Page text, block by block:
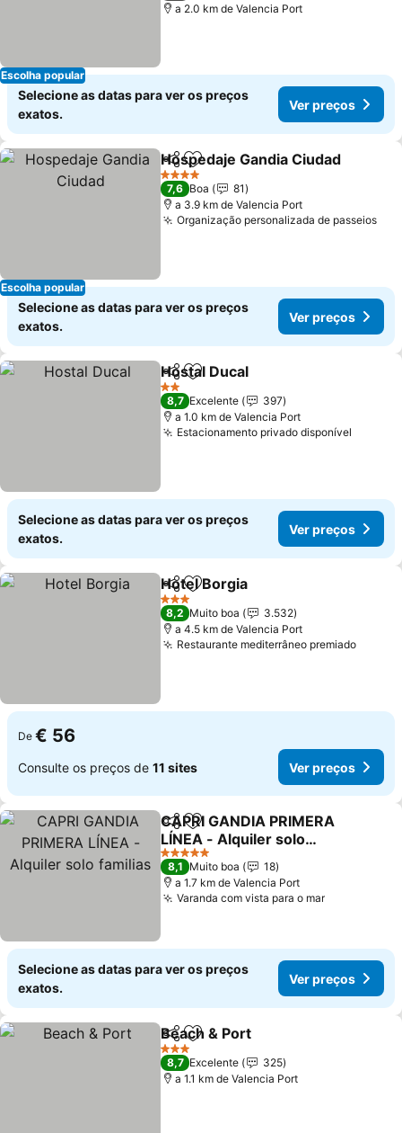
Escolha popular
a 2.0 km de Valencia Port
Selecione as datas para ver os preços
exatos.
Ver preços
Escolha popular
PartilharAdicionar aos favoritos
Hospedaje Gandia Ciudad
4 Estrelas
7,6 Boa
81
a 3.9 km de Valencia Port
Organização personalizada de passeios
Selecione as datas para ver os preços
exatos.
Ver preços
PartilharAdicionar aos favoritos
Hostal Ducal
2 Estrelas
8,7 Excelente
397
a 1.0 km de Valencia Port
Estacionamento privado disponível
Selecione as datas para ver os preços
exatos.
Ver preços
PartilharAdicionar aos favoritos
Hotel Borgia
3 Estrelas
8,2 Muito boa
3.532
a 4.5 km de Valencia Port
Restaurante mediterrâneo premiadoVer
De € 56
Consulte os preços de 11 sites Ver preços
PartilharAdicionar aos favoritos
CAPRI GANDIA PRIMERA
LÍNEA - Alquiler solo
familias
Ver preços
5 Estrelas
8,1 Muito boa
18
a 1.7 km de Valencia Port
Varanda com vista para o marVer preços
Selecione as datas para ver os preços
exatos.
Ver preços
PartilharAdicionar aos favoritos
Beach & Port
3 Estrelas
8,7 Excelente
325
a 1.1 km de Valencia Port